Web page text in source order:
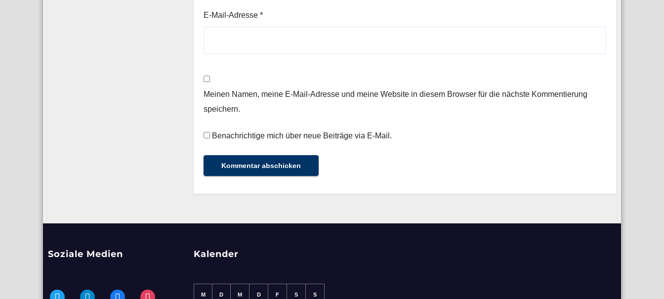
E-Mail-Adresse *
Meinen Namen, meine E-Mail-Adresse und meine Website in diesem Browser für die nächste Kommentierung
speichern.
Benachrichtige mich über neue Beiträge via E-Mail.
Soziale Medien
twitter telegramfacebookinstagram
Kalender
M D M D F S S